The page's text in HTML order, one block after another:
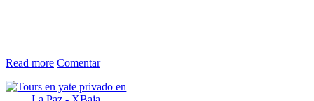
Read more Comentar